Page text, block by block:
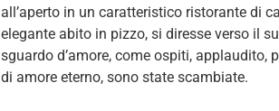
all’aperto in un caratteristico ristorante di
elegante abito in pizzo, si diresse verso il
sguardo d’amore, come ospiti, applaudito,
di amore eterno, sono state scambiate.